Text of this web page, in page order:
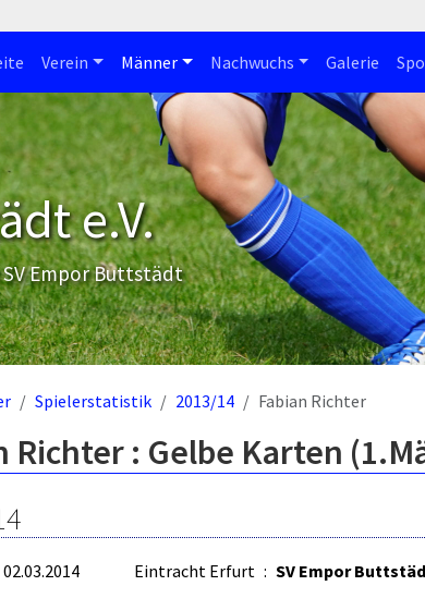
Verein Männer Nachwuchs Galerie
e.V.
Empor Buttstädt
Spielerstatistik 2013/14 Fabian Richter
Richter : Gelbe Karten
02.03.2014 Eintracht Erfurt : SV Empor